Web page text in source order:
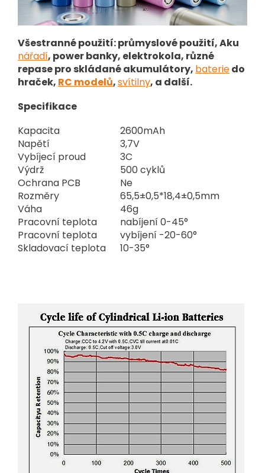
Všestranné použití: průmyslové použití, Aku
nářadí, power banky, elektrokola, různé
repase pro skládané akumulátory, bateriedo
hraček, RC modelů,svítilny, a další.
Specifikace
Kapacita
2600mAh
Napětí
3,7V
Vybíjecí proud
3C
Výdrž
500 cyklů
Ochrana PCB
Ne
Rozměry
65,5±0,5*18,4±0,5mm
Váha
46g
Pracovní teplota
nabíjení 0-45°
Pracovní teplota
vybíjení -20-60°
Skladovací teplota
10-35°